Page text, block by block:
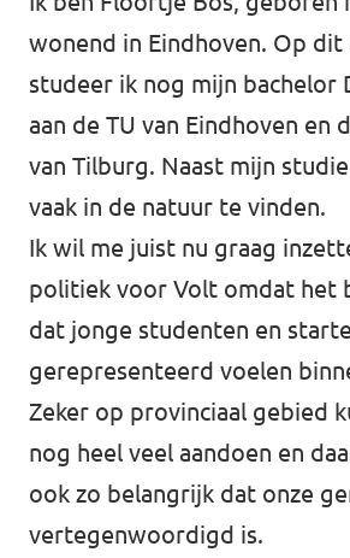
wonend in Eindhoven. Op
studeer ik nog mijn bachelor
aan de TU van Eindhoven en
van Tilburg. Naast mijn
vaak in de natuur te vinden.
Ik wil me juist nu graag
politiek voor Volt omdat het
dat jonge studenten en
gerepresenteerd voelen
Zeker op provinciaal gebied
nog heel veel aandoen en
ook zo belangrijk dat onze
vertegenwoordigd is.